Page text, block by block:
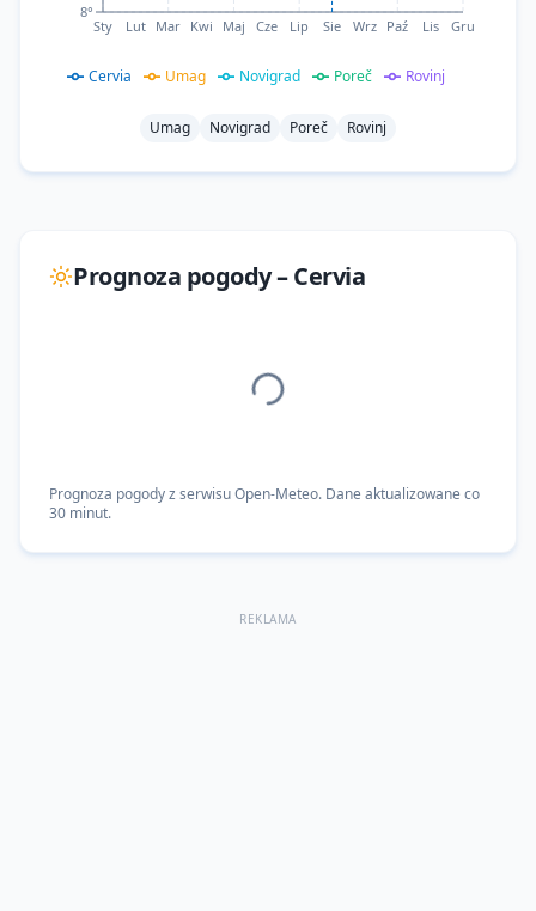
Sty Lut Mar Kwi Maj Cze Lip Sie Wrz Paź Lis Gru
8°
Cervia Umag Novigrad Poreč Rovinj
Umag Novigrad Poreč Rovinj
Prognoza pogody –Cervia
Prognoza pogody z serwisu Open-Meteo. Dane aktualizowane co
30 minut.
REKLAMA